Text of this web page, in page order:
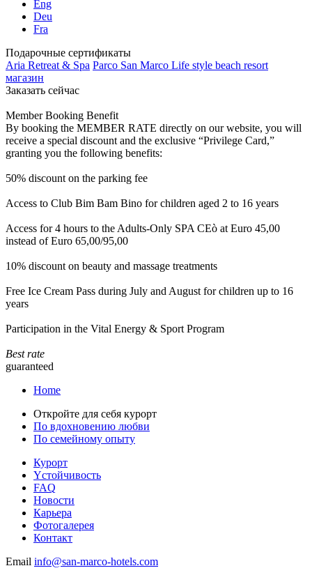
Eng
Deu
Fra
Подарочные сертификаты
Aria Retreat & Spa Parco San Marco Life style beach resort
магазин
Заказать сейчас
Member Booking Benefit
By booking the MEMBER RATE directly on our website, you will
receive a special discount and the exclusive “Privilege Card,”
granting you the following benefits:
50% discount on the parking fee
Access to Club Bim Bam Bino for children aged 2 to 16 years
Access for 4 hours to the Adults-Only SPA CEò at Euro 45,00
instead of Euro 65,00/95,00
10% discount on beauty and massage treatments
Free Ice Cream Pass during July and August for children up to 16
years
Participation in the Vital Energy & Sport Program
Best rate
guaranteed
Home
Откройте для себя курорт
По вдохновению любви
По семейному опыту
Курорт
Yстойчивость
FAQ
Новости
Карьера
Фотогалерея
Контакт
Email info@san-marco-hotels.com